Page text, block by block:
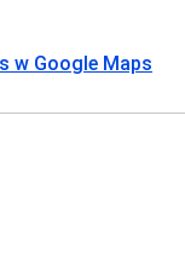
w Google Maps